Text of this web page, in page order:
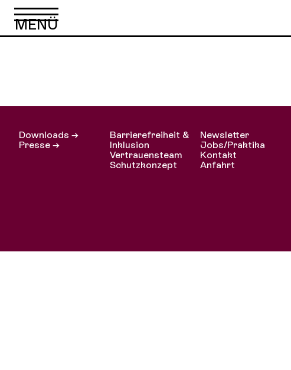
Downloads →
Presse →
Barrierefreiheit &
Inklusion
Vertrauensteam
Schutzkonzept
Newsletter
Jobs/Praktika
Kontakt
Anfahrt